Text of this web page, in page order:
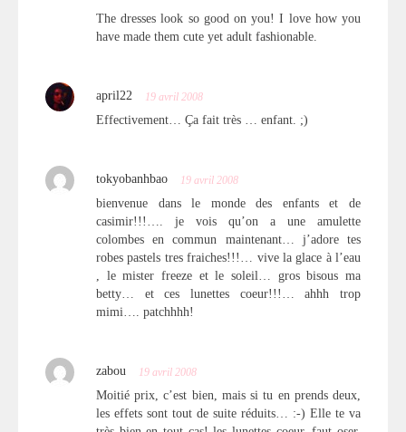
The dresses look so good on you! I love how you
have made them cute yet adult fashionable.
april22 19 avril 2008
Effectivement… Ça fait très … enfant. ;)
tokyobanhbao 19 avril 2008
bienvenue dans le monde des enfants et de
casimir!!!…. je vois qu’on a une amulette
colombes en commun maintenant… j’adore tes
robes pastels tres fraiches!!!… vive la glace à l’eau
, le mister freeze et le soleil… gros bisous ma
betty… et ces lunettes coeur!!!… ahhh trop
mimi…. patchhhh!
zabou 19 avril 2008
Moitié prix, c’est bien, mais si tu en prends deux,
les effets sont tout de suite réduits… :-) Elle te va